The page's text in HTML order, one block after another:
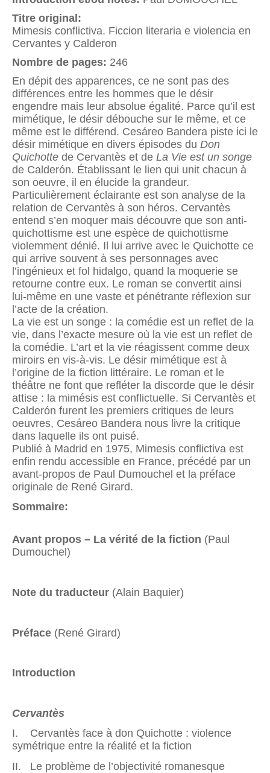
Titre original:
Mimesis conflictiva. Ficcion literaria e violencia en
Cervantes y Calderon
Nombre de pages: 246
En dépit des apparences, ce ne sont pas des
différences entre les hommes que le désir
engendre mais leur absolue égalité. Parce qu’il est
mimétique, le désir débouche sur le même, et ce
même est le différend. Cesáreo Bandera piste ici le
désir mimétique en divers épisodes du Don
Quichotte de Cervantès et de La Vie est un songe
de Calderón. Établissant le lien qui unit chacun à
son oeuvre, il en élucide la grandeur.
Particulièrement éclairante est son analyse de la
relation de Cervantès à son héros. Cervantès
entend s’en moquer mais découvre que son anti-
quichottisme est une espèce de quichottisme
violemment dénié. Il lui arrive avec le Quichotte ce
qui arrive souvent à ses personnages avec
l’ingénieux et fol hidalgo, quand la moquerie se
retourne contre eux. Le roman se convertit ainsi
lui-même en une vaste et pénétrante réflexion sur
l’acte de la création.
La vie est un songe : la comédie est un reflet de la
vie, dans l’exacte mesure où la vie est un reflet de
la comédie. L’art et la vie réagissent comme deux
miroirs en vis-à-vis. Le désir mimétique est à
l’origine de la fiction littéraire. Le roman et le
théâtre ne font que refléter la discorde que le désir
attise : la mimésis est conflictuelle. Si Cervantès et
Calderón furent les premiers critiques de leurs
oeuvres, Cesáreo Bandera nous livre la critique
dans laquelle ils ont puisé.
Publié à Madrid en 1975, Mimesis conflictiva est
enfin rendu accessible en France, précédé par un
avant-propos de Paul Dumouchel et la préface
originale de René Girard.
Sommaire:
Avant propos – La vérité de la fiction (Paul
Dumouchel)
Note du traducteur (Alain Baquier)
Préface (René Girard)
Introduction
Cervantès
I. Cervantès face à don Quichotte : violence
symétrique entre la réalité et la fiction
II. Le problème de l’objectivité romanesque